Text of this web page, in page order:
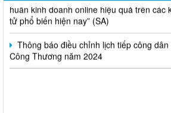
tử phổ biến hiện nay” (SA)
Thông báo điều chỉnh lịch tiếp công
Công Thương năm 2024